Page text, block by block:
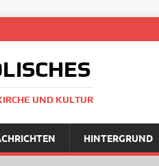
UND KULTUR
HINTERGRUND